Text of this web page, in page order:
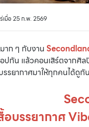
เมื่อ 25 ก.พ. 2569
าก ๆ กับงาน
ปกัน แล้วคอนเสิร์ตจากศิ
รรยากาศมาให้ทุกคนได้ดู
อบรรยากาศ